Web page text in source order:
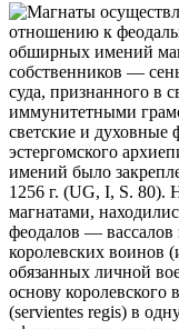
отношению к
обширных имений
собственников —
суда, признанного в
иммунитетными
светские и духовные
эстергомского
имений было
1256 г. (UG, I, S. 80).
магнатами,
феодалов — вассалов
королевских воинов
обязанных личной
основу
(servientes regis) в